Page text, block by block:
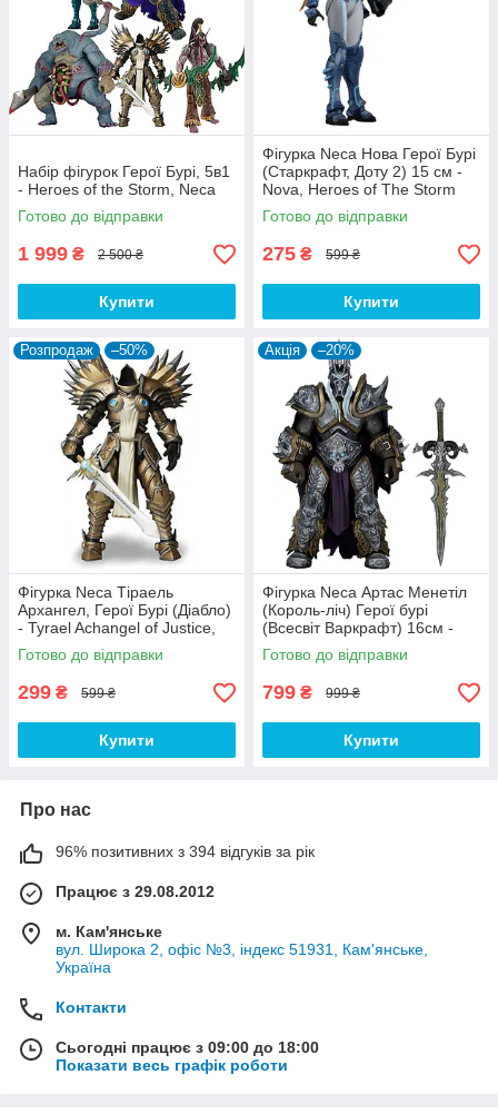
Набір фігурок Герої Бурі, 5в1
- Heroes of the Storm, Neca
Готово до відправки
1 999 ₴ 2 500 ₴
Купити
Фігурка Neca Нова Герої Бурі
(Старкрафт, Доту 2) 15 см -
Nova, Heroes of The Storm
(StarCraft, Dota 2)
Готово до відправки
275 ₴ 599 ₴
Купити
Розпродаж –50%
Фігурка Neca Тіраель
Архангел, Герої Бурі (Діабло)
- Tyrael Achangel of Justice,
Heroes of the Storm (Diablo)
Готово до відправки
299 ₴ 599 ₴
Купити
Акція –20%
Фігурка Neca Артас Менетіл
(Король-ліч) Герої бурі
(Всесвіт Варкрафт) 16см -
World of Warcraft
Готово до відправки
799 ₴ 999 ₴
Купити
Про нас
96% позитивних з 394 відгуків за рік
Працює з 29.08.2012
м. Кам'янське
вул. Широка 2, офіс №3, індекс 51931, Кам'янське,
Україна
Контакти
Сьогодні працює з 09:00 до 18:00
Показати весь графік роботи